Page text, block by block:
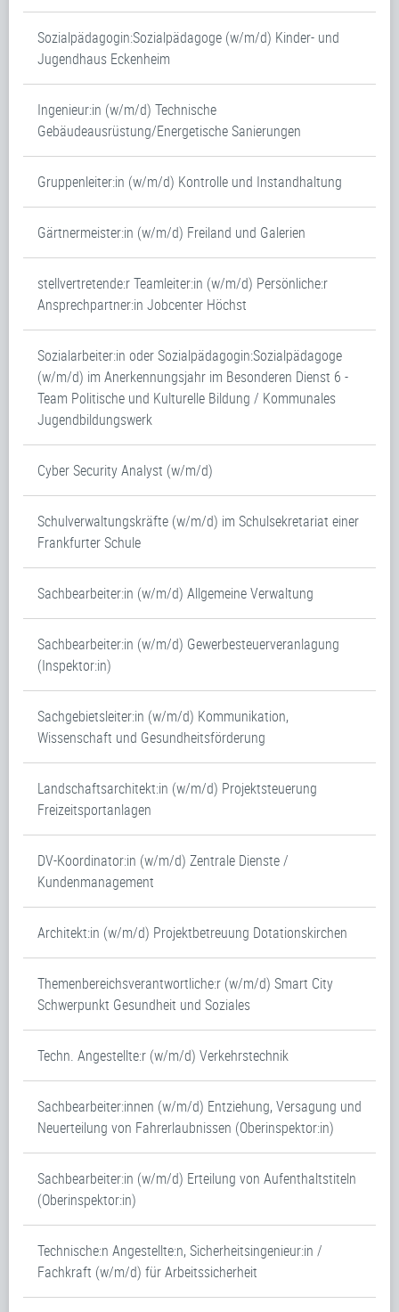
Sozialpädagogin:Sozialpädagoge (w/m/d) Kinder- und
Jugendhaus Eckenheim
Ingenieur:in (w/m/d) Technische
Gebäudeausrüstung/Energetische Sanierungen
Gruppenleiter:in (w/m/d) Kontrolle und Instandhaltung
Gärtnermeister:in (w/m/d) Freiland und Galerien
stellvertretende:r Teamleiter:in (w/m/d) Persönliche:r
Ansprechpartner:in Jobcenter Höchst
Sozialarbeiter:in oder Sozialpädagogin:Sozialpädagoge
(w/m/d) im Anerkennungsjahr im Besonderen Dienst 6 -
Team Politische und Kulturelle Bildung / Kommunales
Jugendbildungswerk
Cyber Security Analyst (w/m/d)
Schulverwaltungskräfte (w/m/d) im Schulsekretariat einer
Frankfurter Schule
Sachbearbeiter:in (w/m/d) Allgemeine Verwaltung
Sachbearbeiter:in (w/m/d) Gewerbesteuerveranlagung
(Inspektor:in)
Sachgebietsleiter:in (w/m/d) Kommunikation,
Wissenschaft und Gesundheitsförderung
Landschaftsarchitekt:in (w/m/d) Projektsteuerung
Freizeitsportanlagen
DV-Koordinator:in (w/m/d) Zentrale Dienste /
Kundenmanagement
Architekt:in (w/m/d) Projektbetreuung Dotationskirchen
Themenbereichsverantwortliche:r (w/m/d) Smart City
Schwerpunkt Gesundheit und Soziales
Techn. Angestellte:r (w/m/d) Verkehrstechnik
Sachbearbeiter:innen (w/m/d) Entziehung, Versagung und
Neuerteilung von Fahrerlaubnissen (Oberinspektor:in)
Sachbearbeiter:in (w/m/d) Erteilung von Aufenthaltstiteln
(Oberinspektor:in)
Technische:n Angestellte:n, Sicherheitsingenieur:in /
Fachkraft (w/m/d) für Arbeitssicherheit